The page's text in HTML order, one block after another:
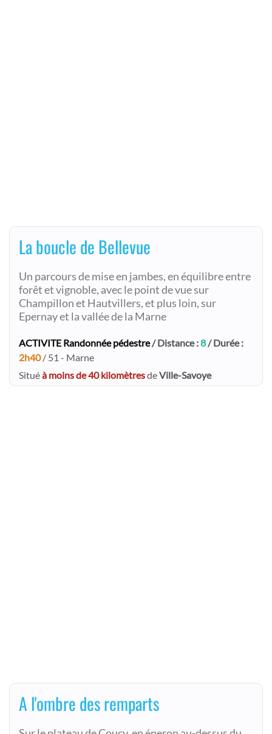
La boucle de Bellevue
Un parcours de mise en jambes, en équilibre entre
forêt et vignoble, avec le point de vue sur
Champillon et Hautvillers, et plus loin, sur
Epernay et la vallée de la Marne
ACTIVITE Randonnée pédestre/ Distance :8/ Durée :
2h40/ 51 - Marne
Situéà moins de 40 kilomètresdeVille-Savoye
A l'ombre des remparts